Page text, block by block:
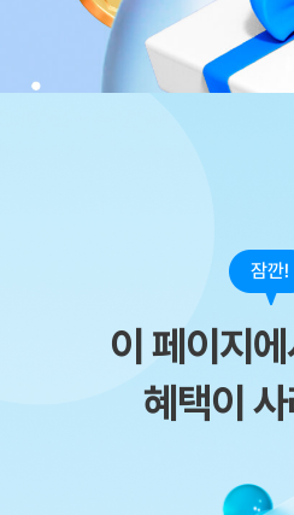
이 페이지
혜택이